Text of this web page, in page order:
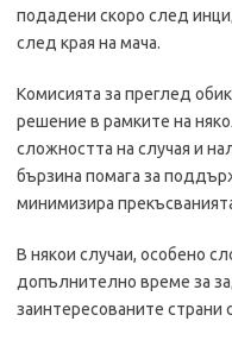
подадени скоро след
след края на мача.
Комисията за преглед
решение в рамките на
сложността на случая и
бързина помага за
минимизира
В някои случаи, особено
допълнително време за
заинтересованите страни